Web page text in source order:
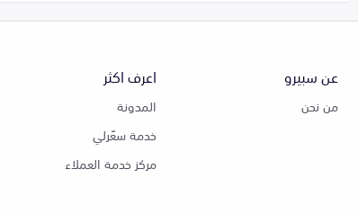
عن سبيرو
من نحن
اعرف اكثر
المدونة
خدمة سعّرلي
مركز خدمة العملاء